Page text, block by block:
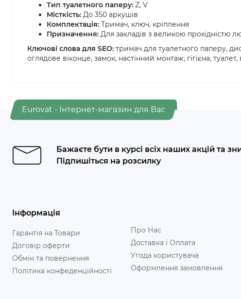
Тип туалетного паперу: Z, V
Місткість: До 350 аркушів
Комплектація: Тримач, ключ, кріплення
Призначення: Для закладів з великою прохідністю
Ключові слова для SEO: тримач для туалетного паперу,
оглядове віконце, замок, настінний монтаж, гігієна,
Eurovat - Інтернет-магазин для Вас
Бажаєте бути в курсі всіх наших акцій та
Підпишіться на розсилку
Інформація
Гарантія на Товари
Договір оферти
Обмін та повернення
Політика конфеденційності
Про Нас
Доставка і Оплата
Угода користувача
Оформлення замовлення